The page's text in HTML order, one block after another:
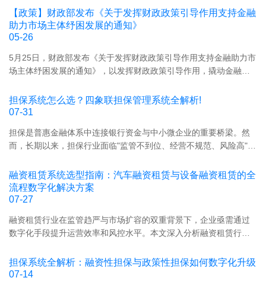
增
效。
金
融
供
小
担
当/
融
租
赁
景
系
乏、中小微企业信息受约束等问题日益凸显。中小微企业融资难、
融资贵是历史性问题，其原因有融资需求者自身问题、金融供给不
足、信息不对称等原因。若要解决这些问题，还需要借助金融科技
合。破逻辑之困、破安全之困、破数据之困，需要搭建场景式获
客、活客、留客。建立敏捷协同偏平化的组织架构，打破
【政策】财政部发布《关于发挥财政政策引导作用支持金融
助力市场主体纾困发展的通知》
05-26
5月25日，财政部发布《关于发挥财政政策引导作用支持金融助力市
场主体纾困发展的通知》，以发挥财政政策引导作用，撬动金融资
担保系统怎么选？四象联担保管理系统全解析!
07-31
担保是普惠金融体系中连接银行资金与中小微企业的重要桥梁。然
而，长期以来，担保行业面临"监管不到位、经营不规范、风险高"三
公司的监管力度，一套专业、合规、高效的担保业务管理系统，已
经从"可选项"变成了担保机构生存与发展的"必选项"。
融资租赁系统选型指南：汽车融资租赁与设备融资租赁的全
流程数字化解决方案
07-27
融资租赁行业在监管趋严与市场扩容的双重背景下，企业亟需通过
数字化手段提升运营效率和风控水平。本文深入分析融资租赁行业
企业提供融资租赁系统的选型策略与实施路径。
担保系统全解析：融资性担保与政策性担保如何数字化升级
07-14